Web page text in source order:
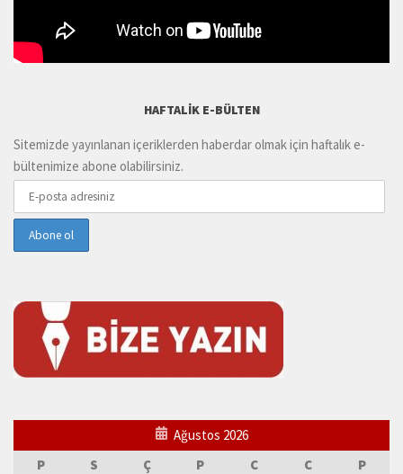
HAFTALIK E-BÜLTEN
Sitemizde yayınlanan içeriklerden haberdar olmak için haftalık e-
bültenimize abone olabilirsiniz.
Ağustos 2026
P
S Ç P C C
P